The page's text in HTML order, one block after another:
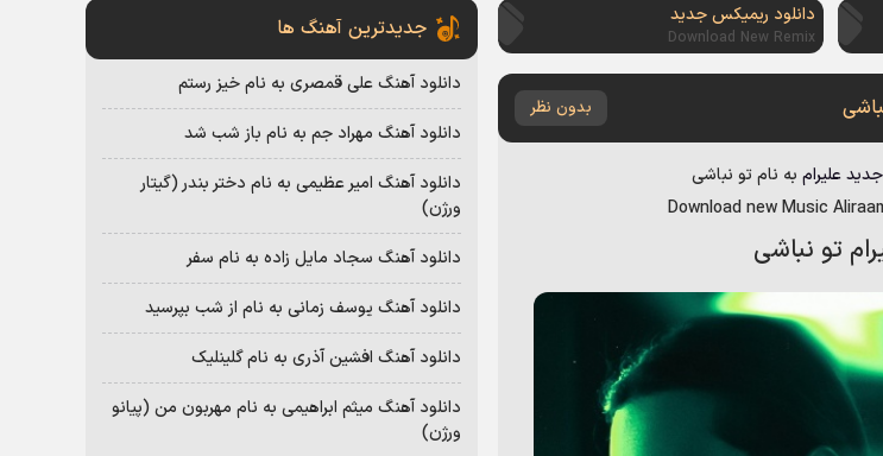
دانلود ریمیکس جدید
Download New Remix
بدون نظر
علیرام به نامتو نباشی
Download new Music
تو نباشی
جدیدترین آهنگ ها
دانلود آهنگ علی قمصری به نام خیز رستم
دانلود آهنگ مهراد جم به نام باز شب شد
دانلود آهنگ امیر عظیمی به نام دختر بندر (گیتار
ورژن)
دانلود آهنگ سجاد مایل زاده به نام سفر
دانلود آهنگ یوسف زمانی به نام از شب بپرسید
دانلود آهنگ افشین آذری به نام گلینلیک
دانلود آهنگ میثم ابراهیمی به نام مهربون من (پیانو
ورژن)